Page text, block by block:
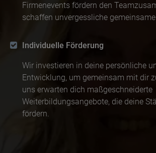
Firmenevents fördern den
schaffen unvergessliche
Individuelle Förderung
Wir investieren in deine persönliche
Entwicklung, um gemeinsam mit dir
uns erwarten dich maßgeschneiderte
Weiterbildungsangebote, die deine
fördern.